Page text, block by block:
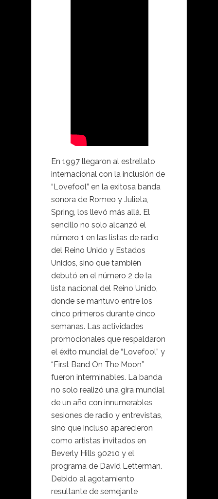
En 1997 llegaron al estrellato
internacional con la inclusión de
“Lovefool” en la exitosa banda
sonora de Romeo y Julieta,
Spring, los llevó más allá. El
sencillo no solo alcanzó el
número 1 en las listas de radio
del Reino Unido y Estados
Unidos, sino que también
debutó en el número 2 de la
lista nacional del Reino Unido,
donde se mantuvo entre los
cinco primeros durante cinco
semanas. Las actividades
promocionales que respaldaron
el éxito mundial de “Lovefool” y
“First Band On The Moon”
fueron interminables. La banda
no solo realizó una gira mundial
de un año con innumerables
sesiones de radio y entrevistas,
sino que incluso aparecieron
como artistas invitados en
Beverly Hills 90210 y el
programa de David Letterman.
Debido al agotamiento
resultante de semejante